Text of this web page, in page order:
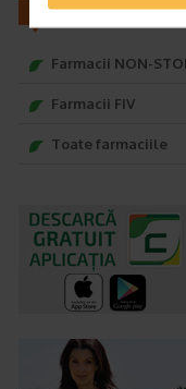
FARMACII
Farmacii NON-
Farmacii FIV
Toate farmaciile